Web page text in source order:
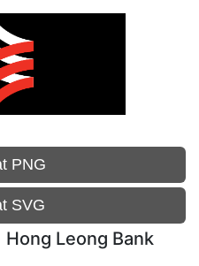
PNG
SVG
Leong Bank